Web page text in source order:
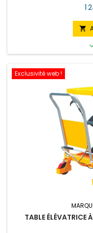
1

Exclusivité web !
TABLE ÉLÉVATRICE